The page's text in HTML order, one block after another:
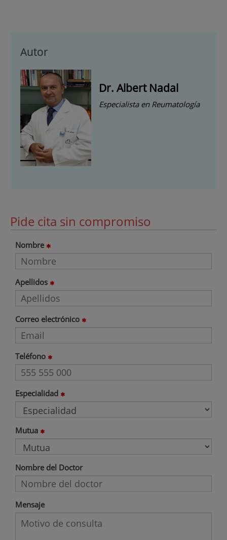
Autor
Dr. Albert Nadal
Especialista en Reumatología
Pide cita sin compromiso
Nombre
Apellidos
Correo electrónico
Teléfono
Especialidad
Mutua
Nombre del Doctor
Mensaje